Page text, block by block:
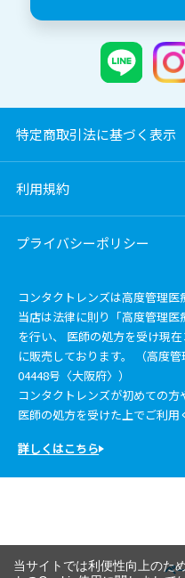
特定商取引法に基づく表示
利用規約
プライバシーポリシー
コンタクトレンズは高度管理医
当店は法律に則り「高度管理
を行い、 医師の処方を受け現
に販売しております。 （高度
04448号〈大阪府〉）
コンタクトレンズが初めての方
医師の処方を受けた上でご利用
詳しくはこちら
ペ
当サイトでは利便性向上のた